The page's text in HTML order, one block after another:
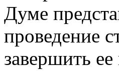
Думе
проведение
завершить